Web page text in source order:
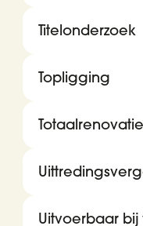
Titelonderzoek
Topligging
Totaalrenovatie
Uitvoerbaar